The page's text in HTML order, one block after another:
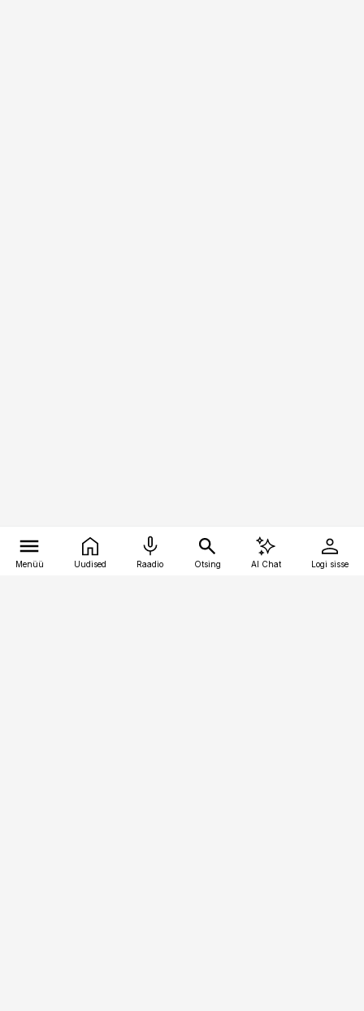
Menüü Uudised Raadio Otsing AI Chat Logi sisse